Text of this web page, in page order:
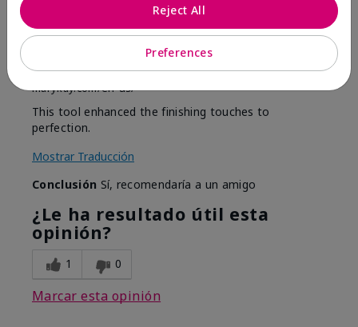
porShirley "Girl"
Evaluado en
marykay.com/en-us/
This tool enhanced the finishing touches to
perfection.
Mostrar Traducción
Conclusión Sí, recomendaría a un amigo
¿Le ha resultado útil esta
opinión?
1 0
Marcar esta opinión
Preferences
Reject All